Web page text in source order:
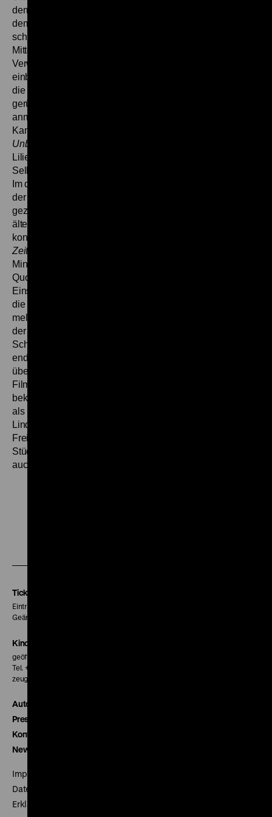
dem renommierten Kameramann Gerard Vandenberg, mit
dem er in seiner Fernsehzeit häufig zusammenarbeitete,
schmückte Lilienthal die simple Fabel mit nahezu allen
Mitteln aus, die damals für ihn typisch waren (und deren
Verwendung ihm zuweilen den Vorwurf des Manierismus
einbrachte): Seltsame Figuren und Ereignisse am Rande,
die immer wieder, auf teils eigenwillige Weise, ins Bild
gerückt werden, und andere Elemente, die oft eine surreal
anmutende Atmosphäre schaffen, ungewöhnliche
Kameraperspektiven, einmontierte Photos. So entstand mit
Unbeschriebenes Blatt
Lilienthal-Stils, das sich in seiner Vollständigkeit und
Selbstzweckhaftigkeit an der Grenze zur Parodie bewegt.
Im dritten Programm von NDR/RB/SFB uraufgeführt, wurde
der Film erst im Sommer 1969 im ersten Programm
gezeigt, Zu später Stunde und gekoppelt mit einer weiteren
älteren Arbeit des Regisseurs. „Entfesselte Television“
konstatierte Karl Heinz Kramberg in der
Zeitung
Miniatur der kafkaesken Parabel (...) zu einem genüßlichen
Quodlibet aus optischen Metaphern und Symbolen. Jede
Einstellung zeigte eine in sich geschlossene Komposition,
die das Filmthema variierte, der Bildvorgang war nicht
melodiös, sondern rhythmisch und kontemplativ. So wurde
der Betrachter zum Zeugen eines Prozesses, der seine
Schaulust vom Gegenstand gleichsam befreite und ihn
endlich ganz dem abstrakten Rausch des Hin-Sehens
überließ. Ein beinahe exzessives Vergnügen.“
Filmen verkörperte eine Hauptrolle Heinz Meier. Später
bekannt geworden als Partner von Loriot (unter anderem
als Familienvater Hoppenstedt und Lottogewinner Erwin
Lindemann), hatte er 1953 das Wallgraben-Theater in
Freiburg i. Br. mitbegründet, wo er vor allem in modernen
Stücken auftrat. Von 1957 bis 2003 leitete er die Bühne
auch. (gym)
Tickets
Eintritt 5 €
Geänderte Preise sind im Programm vermerkt.
Kinokasse
geöffnet 30 Minuten vor Beginn der ersten Vorstellung
Tel. + 49 30 20304-770
zeughauskino@dhm.de
Autor*innen
Presse
Kontakt
Newsletter
Impressum
Datenschutz
Erklärung digitale Barrierefreiheit